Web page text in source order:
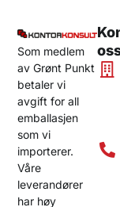
Som medlem
av Grønt Punkt
betaler vi
avgift for all
emballasjen
som vi
importerer.
Våre
leverandører
har høy